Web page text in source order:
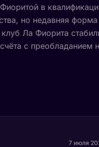
в
но недавняя
Ла Фиорита
с преобладанием
7 июля